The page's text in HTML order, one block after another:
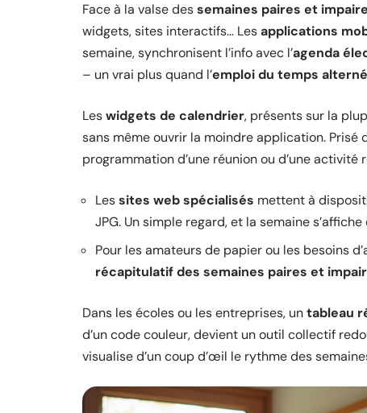
Face à la valse dessemaines paires et
widgets, sites interactifs… Lesapplications
semaine, synchronisent l’info avec l’agenda
– un vrai plus quand l’emploi du temps alterné
Leswidgets de calendrier, présents sur la
sans même ouvrir la moindre application.
programmation d’une réunion ou d’une activité
Lessites web spécialisés mettent à
JPG. Un simple regard, et la semaine
Pour les amateurs de papier ou les besoins
récapitulatif des semaines paires et
Dans les écoles ou les entreprises, untableau
d’un code couleur, devient un outil collectif
visualise d’un coup d’œil le rythme des